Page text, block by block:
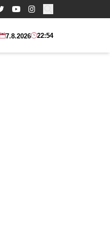
Buscar:
7.8.2026 22:54